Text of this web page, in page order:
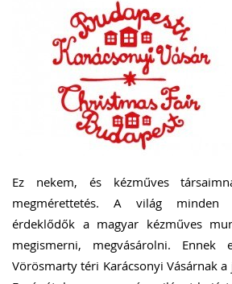
Ez nekem, és kézműves
megmérettetés. A világ minden
érdeklődők a magyar kézműves
megismerni, megvásárolni. Ennek
Vörösmarty téri Karácsonyi Vásárnak